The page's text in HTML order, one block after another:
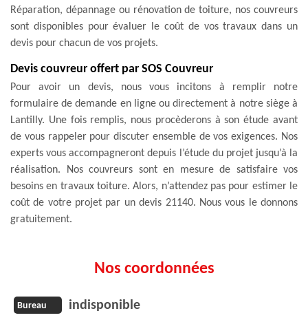
Réparation, dépannage ou rénovation de toiture, nos couvreurs
sont disponibles pour évaluer le coût de vos travaux dans un
devis pour chacun de vos projets.
Devis couvreur offert par SOS Couvreur
Pour avoir un devis, nous vous incitons à remplir notre
formulaire de demande en ligne ou directement à notre siège à
Lantilly. Une fois remplis, nous procèderons à son étude avant
de vous rappeler pour discuter ensemble de vos exigences. Nos
experts vous accompagneront depuis l’étude du projet jusqu’à la
réalisation. Nos couvreurs sont en mesure de satisfaire vos
besoins en travaux toiture. Alors, n’attendez pas pour estimer le
coût de votre projet par un devis 21140. Nous vous le donnons
gratuitement.
Nos coordonnées
Bureau indisponible